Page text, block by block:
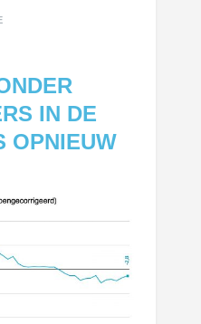
IN DE
OPNIEUW